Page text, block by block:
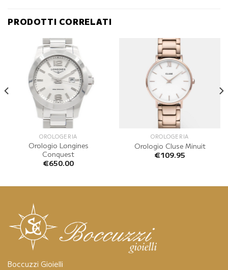
PRODOTTI CORRELATI
OROLOGERIA
Orologio Longines
Conquest
€650.00
OROLOGERIA
Orologio Cluse Minuit
€109.95
Boccuzzi Gioielli